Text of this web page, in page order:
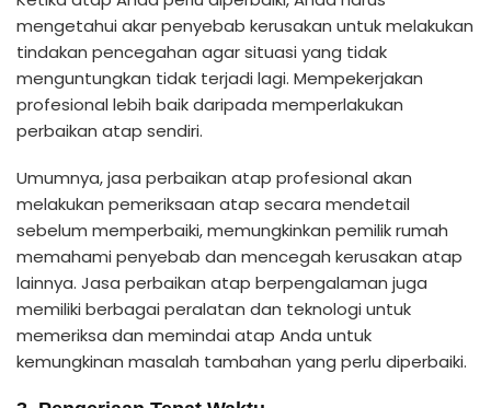
mengetahui akar penyebab kerusakan untuk melakukan
tindakan pencegahan agar situasi yang tidak
menguntungkan tidak terjadi lagi. Mempekerjakan
profesional lebih baik daripada memperlakukan
perbaikan atap sendiri.
Umumnya, jasa perbaikan atap profesional akan
melakukan pemeriksaan atap secara mendetail
sebelum memperbaiki, memungkinkan pemilik rumah
memahami penyebab dan mencegah kerusakan atap
lainnya. Jasa perbaikan atap berpengalaman juga
memiliki berbagai peralatan dan teknologi untuk
memeriksa dan memindai atap Anda untuk
kemungkinan masalah tambahan yang perlu diperbaiki.